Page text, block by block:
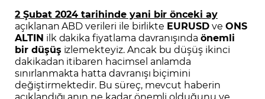
2 Şubat 2024 tarihinde yani bir önceki ay
açıklanan ABD verileri ile birlikte EURUSDve ONS
ALTIN ilk dakika fiyatlama davranışında önemli
bir düşüş izlemekteyiz. Ancak bu düşüş ikinci
dakikadan itibaren hacimsel anlamda
sınırlanmakta hatta davranışı biçimini
değiştirmektedir. Bu süreç, mevcut haberin
açıklandığı anın ne kadar önemli olduğunu ve